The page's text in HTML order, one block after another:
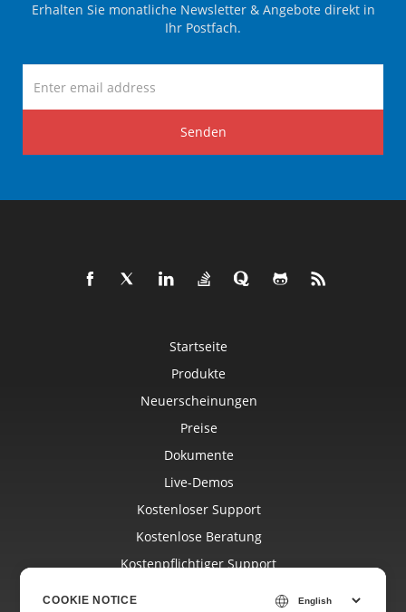
Erhalten Sie monatliche Newsletter & Angebote direkt in
Ihr Postfach.
Senden
Startseite
Produkte
Neuerscheinungen
Preise
Dokumente
Live-Demos
Kostenloser Support
Kostenlose Beratung
Kostenpflichtiger Support
COOKIE NOTICE